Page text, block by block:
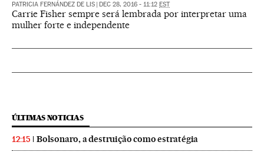
PATRICIA FERNÁNDEZ DE LIS DEC 28, 2016 - 11:12 EST
Carrie Fisher sempre será lembrada por interpretar uma
mulher forte e independente
ÚLTIMAS NOTICIAS
12:15 Bolsonaro, a destruição como estratégia